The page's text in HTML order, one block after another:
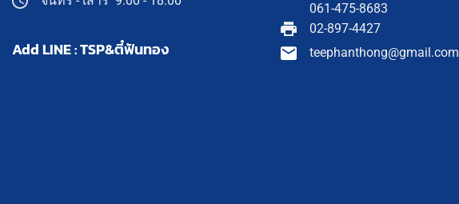
Add LINE : TSP&ตี๋ฟันทอง
061-475-8683
02-897-4427
teephanthong@gmail.com